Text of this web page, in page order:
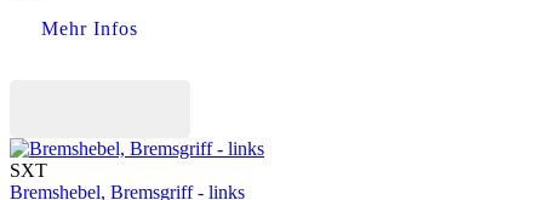
Mehr Infos
SXT
Bremshebel, Bremsgriff - links